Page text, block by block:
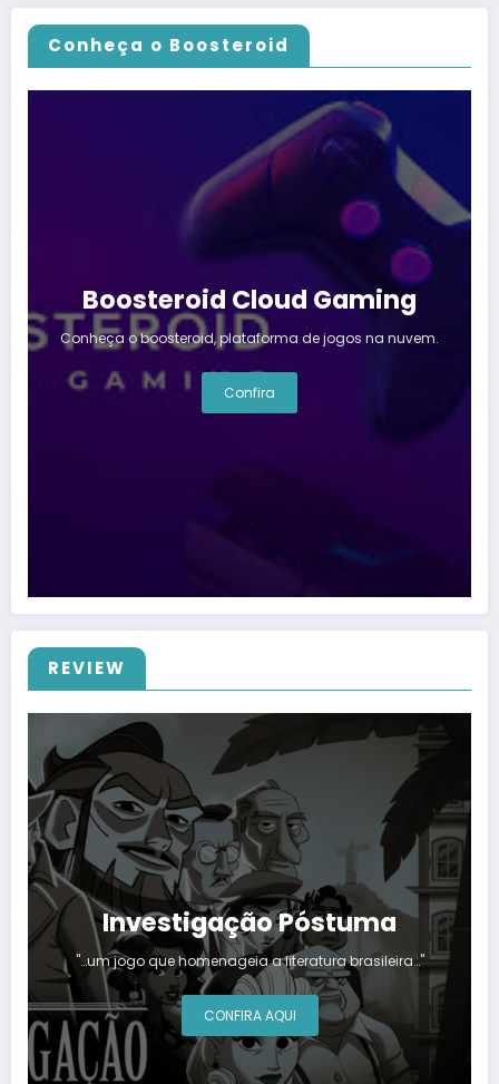
Conheça o Boosteroid
Boosteroid Cloud Gaming
Conheça o boosteroid, plataforma de jogos na nuvem.
Confira
REVIEW
Investigação Póstuma
"…um jogo que homenageia a literatura brasileira…"
CONFIRA AQUI